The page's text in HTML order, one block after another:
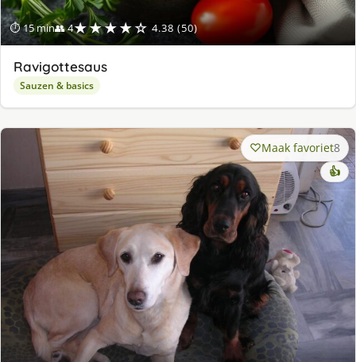
⏱ 15 min👥 4★★★★☆ 4.38 (50)
Ravigottesaus
Sauzen & basics
Maak favoriet8
👍